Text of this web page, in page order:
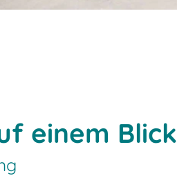
einem Blick